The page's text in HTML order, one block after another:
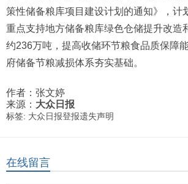
策性储备粮库项目建设计划的通知》，计
重点支持地方储备粮库绿色仓储提升改造
约236万吨，提高收储环节粮食品质保障
府储备节粮减损体系夯实基础。
作者：张文婷
来源： 大众日报
标签: 大众日报登报遗失声明
在线留言